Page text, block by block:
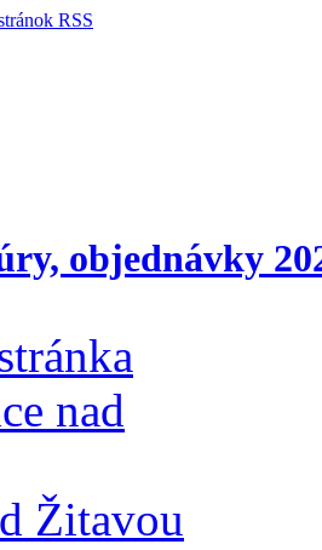
RSS
objednávky
Žitavou